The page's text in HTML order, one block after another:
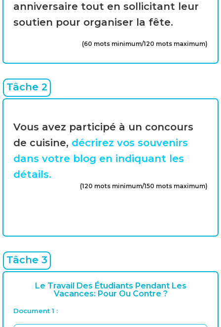
anniversaire tout en sollicitant leur
soutien pour organiser la fête.
(60 mots minimum/120 mots maximum)
Tâche 2
Vous avez participé à un concours
de cuisine, décrirez vos souvenirs
dans votre blog en indiquant les
détails.
(120 mots minimum/150 mots maximum)
Tâche 3
Le Travail Des Étudiants Pendant Les
Vacances: Pour Ou Contre ?
Document 1 :